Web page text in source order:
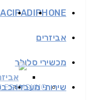
IPHONE
IPAD
אביזרים
מכשירי סלולר
SAMSUNG
שירותי מעבדה